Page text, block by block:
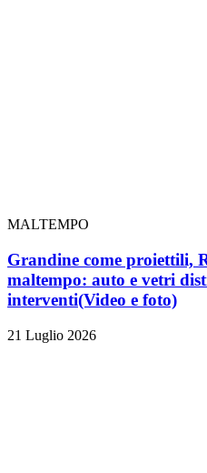
MALTEMPO
Grandine come proiettili,
maltempo: auto e vetri
interventi(Video e foto)
21 Luglio 2026